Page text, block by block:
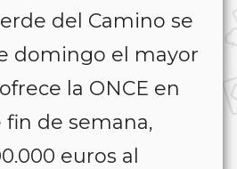
del Camino se
domingo el mayor
la ONCE en
fin de semana,
euros al